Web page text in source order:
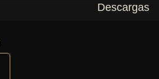
Descargas